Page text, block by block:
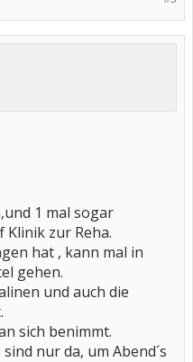
1 mal sogar
zur Reha.
hat , kann mal in
gehen.
und auch die
sich benimmt.
nur da, um Abend´s